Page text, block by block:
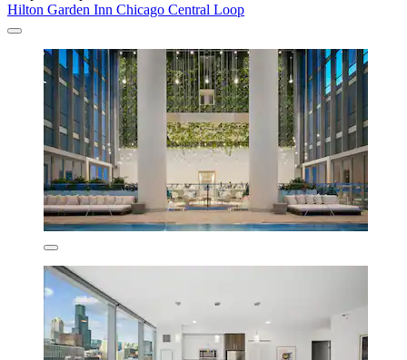
Hilton Garden Inn Chicago Central Loop